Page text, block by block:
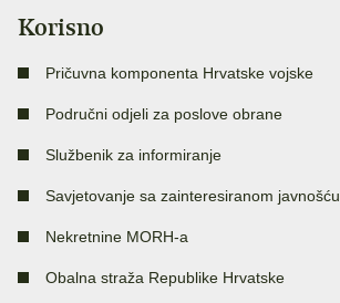
Korisno
Pričuvna komponenta Hrvatske vojske
Područni odjeli za poslove obrane
Službenik za informiranje
Savjetovanje sa zainteresiranom javnošću
Nekretnine MORH-a
Obalna straža Republike Hrvatske